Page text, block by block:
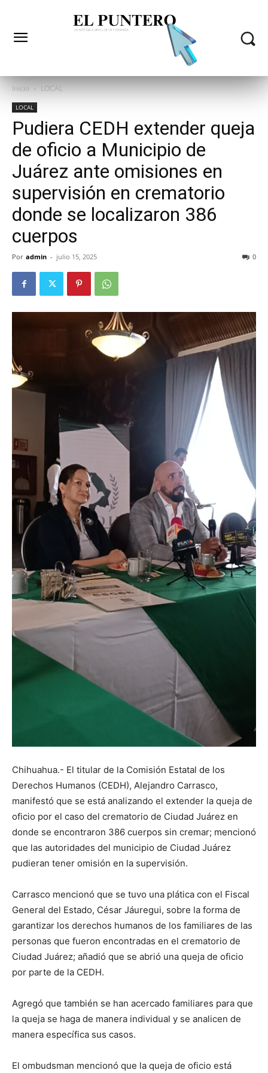
Inicio LOCAL
LOCAL
Pudiera CEDH extender queja
de oficio a Municipio de
Juárez ante omisiones en
supervisión en crematorio
donde se localizaron 386
cuerpos
Por admin - julio 15, 2025 0
Chihuahua.- El titular de la Comisión Estatal de los
Derechos Humanos (CEDH), Alejandro Carrasco,
manifestó que se está analizando el extender la queja de
oficio por el caso del crematorio de Ciudad Juárez en
donde se encontraron 386 cuerpos sin cremar; mencionó
que las autoridades del municipio de Ciudad Juárez
pudieran tener omisión en la supervisión.
Carrasco mencionó que se tuvo una plática con el Fiscal
General del Estado, César Jáuregui, sobre la forma de
garantizar los derechos humanos de los familiares de las
personas que fueron encontradas en el crematorio de
Ciudad Juárez; añadió que se abrió una queja de oficio
por parte de la CEDH.
Agregó que también se han acercado familiares para que
la queja se haga de manera individual y se analicen de
manera específica sus casos.
El ombudsman mencionó que la queja de oficio está